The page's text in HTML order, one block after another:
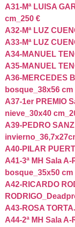
A31-Mª LUISA
cm_250 €
A32-Mª LUZ
A33-Mª LUZ
A34-MANUEL
A35-MANUEL
A36-MERCEDES
bosque_38x56 cm
A37-1er PREMIO
nieve_30x40
A39-PEDRO
A40-PILAR
A41-3ª MH Sala
bosque_35x50 cm
A42-RICARDO
A43-ROSA
A44-2ª MH Sala A-